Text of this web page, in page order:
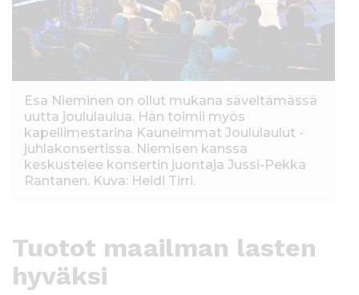
Esa Nieminen on ollut mukana säveltämässä
uutta joululaulua. Hän toimii myös
kapellimestarina Kauneimmat Joululaulut -
juhlakonsertissa. Niemisen kanssa
keskustelee konsertin juontaja Jussi-Pekka
Rantanen. Kuva: Heidi Tirri.
Tuotot maailman lasten
hyväksi